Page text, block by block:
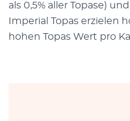
als 0,5% aller Topase)
Imperial Topas erzielen
hohen Topas Wert pro